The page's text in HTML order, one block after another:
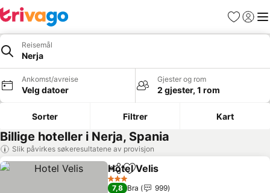
Favoritter
Logg
Reisemål
Nerja
Ankomst/avreise
Velg datoer
Gjester og rom
2 gjester, 1 rom
Sorter Filtrer Kart
Billige hoteller i Nerja, Spania
Slik påvirkes søkeresultatene av provisjon
Del Legg til i favoritter
Hotel Velis
3 Stjerner
7,8 Bra
999